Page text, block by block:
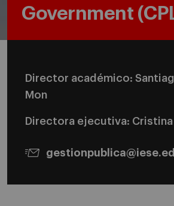
Government
Director académico:
Mon
Directora ejecutiva: Cristina